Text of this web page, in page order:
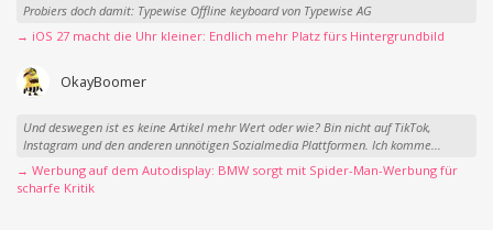
Probiers doch damit: Typewise Offline keyboard von Typewise AG
→ iOS 27 macht die Uhr kleiner: Endlich mehr Platz fürs Hintergrundbild
OkayBoomer
Und deswegen ist es keine Artikel mehr Wert oder wie? Bin nicht auf TikTok,
Instagram und den anderen unnötigen Sozialmedia Plattformen. Ich komme...
→ Werbung auf dem Autodisplay: BMW sorgt mit Spider-Man-Werbung für
scharfe Kritik